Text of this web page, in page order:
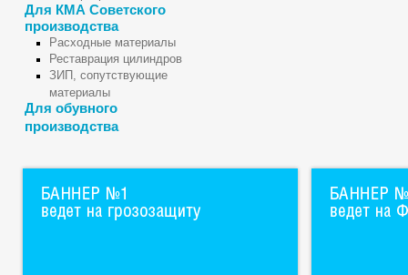
Для КМА Советского
производства
Расходные материалы
Реставрация цилиндров
ЗИП, сопутствующие
материалы
Для обувного
производства